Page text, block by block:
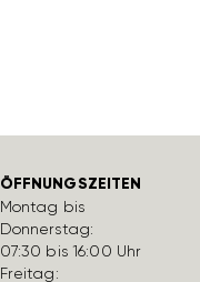
ÖFFNUNGSZEITEN
Montag bis
Donnerstag:
07:30 bis 16:00 Uhr
Freitag: